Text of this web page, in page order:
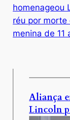
homenageou
réu por morte
menina de 11
Aliança
Lincoln